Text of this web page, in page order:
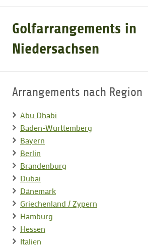
GOLFARRANGEMENTS
GOLF & WOMO
MALLORCA GOLFWOCHE
GOLF NEWS
Golfarrangements in
Niedersachsen
Arrangements nach Region
Abu Dhabi
Baden-Württemberg
Bayern
Berlin
Brandenburg
Dubai
Dänemark
Griechenland / Zypern
Hamburg
Hessen
Italien